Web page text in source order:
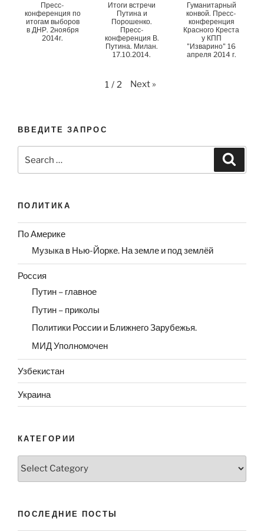
Пресс-
конференция по
итогам выборов
в ДНР. 2ноября
2014г.
Итоги встречи
Путина и
Порошенко.
Пресс-
конференция В.
Путина. Милан.
17.10.2014.
Гуманитарный
конвой. Пресс-
конференция
Красного Креста
у КПП
"Изварино" 16
апреля 2014 г.
1 / 2 Next »
ВВЕДИТЕ ЗАПРОС
for:
ПОЛИТИКА
По Америке
Музыка в Нью-Йорке. На земле и под землёй
Россия
Путин – главное
Путин – приколы
Политики России и Ближнего Зарубежья.
МИД Уполномочен
Узбекистан
Украина
КАТЕГОРИИ
ПОСЛЕДНИЕ ПОСТЫ